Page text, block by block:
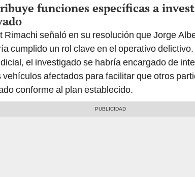
funciones específicas a
Rimachi señaló en su resolución que Jorge
cumplido un rol clave en el operativo
el investigado se habría encargado de
vehículos afectados para facilitar que otros
conforme al plan establecido.